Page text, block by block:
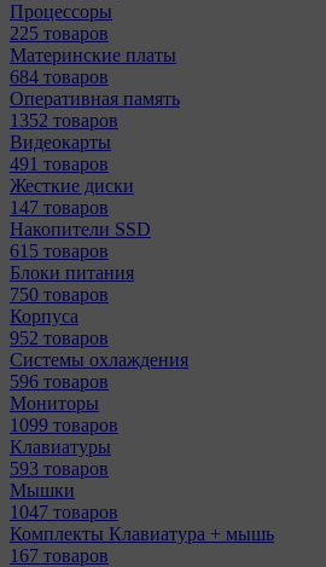
Процессоры
225 товаров
Материнcкие платы
684 товаров
Оперативная память
1352 товаров
Видеокарты
491 товаров
Жесткие диски
147 товаров
Накопители SSD
615 товаров
Блоки питания
750 товаров
Корпуса
952 товаров
Системы охлаждения
596 товаров
Мониторы
1099 товаров
Клавиатуры
593 товаров
Мышки
1047 товаров
Комплекты Клавиатура + мышь
167 товаров